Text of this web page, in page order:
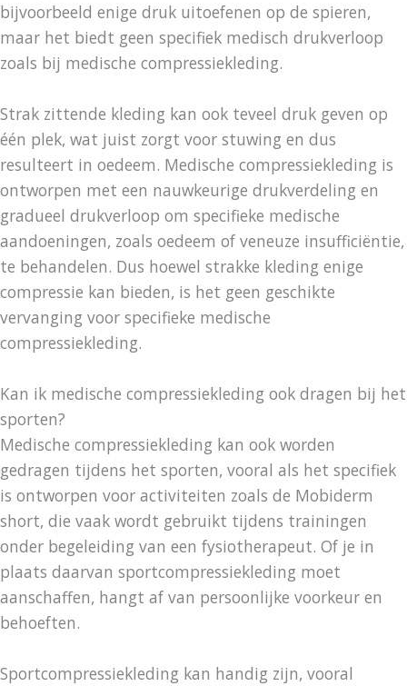
bijvoorbeeld enige druk uitoefenen op de spieren,
maar het biedt geen specifiek medisch drukverloop
zoals bij medische compressiekleding.
Strak zittende kleding kan ook teveel druk geven op
één plek, wat juist zorgt voor stuwing en dus
resulteert in oedeem. Medische compressiekleding is
ontworpen met een nauwkeurige drukverdeling en
gradueel drukverloop om specifieke medische
aandoeningen, zoals oedeem of veneuze insufficiëntie,
te behandelen. Dus hoewel strakke kleding enige
compressie kan bieden, is het geen geschikte
vervanging voor specifieke medische
compressiekleding.
Kan ik medische compressiekleding ook dragen bij het
sporten?
Medische compressiekleding kan ook worden
gedragen tijdens het sporten, vooral als het specifiek
is ontworpen voor activiteiten zoals de Mobiderm
short, die vaak wordt gebruikt tijdens trainingen
onder begeleiding van een fysiotherapeut. Of je in
plaats daarvan sportcompressiekleding moet
aanschaffen, hangt af van persoonlijke voorkeur en
behoeften.
Sportcompressiekleding kan handig zijn, vooral